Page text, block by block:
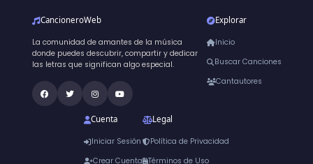
CancioneroWeb
La comunidad de amantes de la música
donde puedes descubrir, compartir y dedicar
las letras que significan algo especial.
Explorar
Inicio
Buscar Canciones
Cantautores
Cuenta
Iniciar Sesión
Crear Cuenta
Legal
Política de Privacidad
Términos de Uso